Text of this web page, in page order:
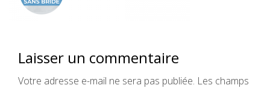
Laisser un commentaire
Votre adresse e-mail ne sera pas publiée. Les champs